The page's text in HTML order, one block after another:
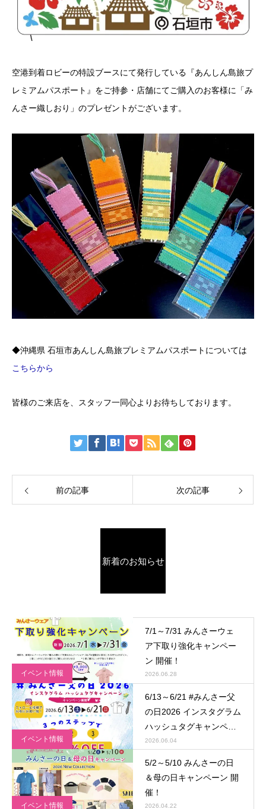
空港到着ロビーの特設ブースにて発行している『あんしん島旅プ
レミアムパスポート』をご持参・店舗にてご購入のお客様に「み
んさー織しおり」のプレゼントがございます。
◆沖縄県 石垣市あんしん島旅プレミアムパスポートについては
こちらから
皆様のご来店を、スタッフ一同心よりお待ちしております。
前の記事 次の記事
新着のお知らせ
イベント情報
7/1～7/31 みんさーウェ
ア下取り強化キャンペー
ン 開催！
2026.06.28
イベント情報
6/13～6/21 #みんさー父
の日2026 インスタグラム
ハッシュタグキャンペー
ン 開催！
2026.06.04
イベント情報
5/2～5/10 みんさーの日
＆母の日キャンペーン 開
催！
2026.04.22